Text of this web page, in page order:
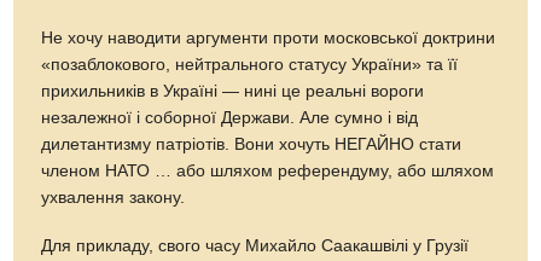
Не хочу наводити аргументи проти московської доктрини
«позаблокового, нейтрального статусу України» та її
прихильників в Україні — нині це реальні вороги
незалежної і соборної Держави. Але сумно і від
дилетантизму патріотів. Вони хочуть НЕГАЙНО стати
членом НАТО … або шляхом референдуму, або шляхом
ухвалення закону.
Для прикладу, свого часу Михайло Саакашвілі у Грузії